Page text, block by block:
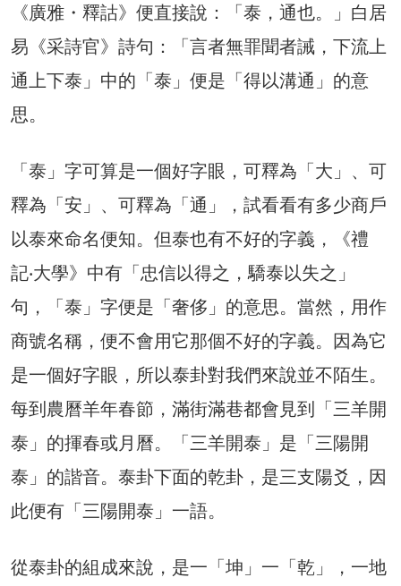
《廣雅・釋詁》便直接說：「泰，通也。」白居
易《采詩官》詩句：「言者無罪聞者誡，下流上
通上下泰」中的「泰」便是「得以溝通」的意
思。
「泰」字可算是一個好字眼，可釋為「大」、可
釋為「安」、可釋為「通」，試看看有多少商戶
以泰來命名便知。但泰也有不好的字義，《禮
記‧大學》中有「忠信以得之，驕泰以失之」
句，「泰」字便是「奢侈」的意思。當然，用作
商號名稱，便不會用它那個不好的字義。因為它
是一個好字眼，所以泰卦對我們來說並不陌生。
每到農曆羊年春節，滿街滿巷都會見到「三羊開
泰」的揮春或月曆。「三羊開泰」是「三陽開
泰」的諧音。泰卦下面的乾卦，是三支陽爻，因
此便有「三陽開泰」一語。
從泰卦的組成來說，是一「坤」一「乾」，一地